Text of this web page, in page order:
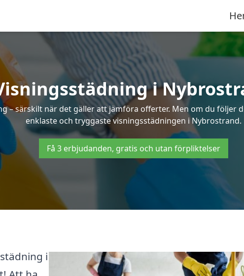
i
– särskilt när det gäller att jämföra offerter. Men om du följer
enklaste och tryggaste visningsstädningen i Nybrostrand.
Få 3 erbjudanden, gratis och utan förpliktelser
i